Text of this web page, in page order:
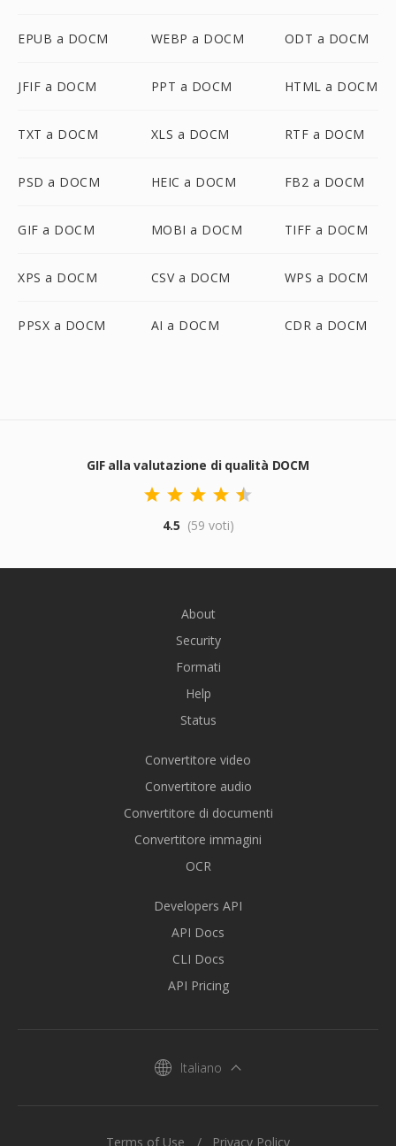
EPUB a DOCM WEBP a DOCM ODT a DOCM
JFIF a DOCM PPT a DOCM HTML a DOCM
TXT a DOCM XLS a DOCM RTF a DOCM
PSD a DOCM HEIC a DOCM FB2 a DOCM
GIF a DOCM MOBI a DOCM TIFF a DOCM
XPS a DOCM CSV a DOCM WPS a DOCM
PPSX a DOCM AI a DOCM CDR a DOCM
GIF alla valutazione di qualità DOCM
4.5 (59 voti)
About
Security
Formati
Help
Status
Convertitore video
Convertitore audio
Convertitore di documenti
Convertitore immagini
OCR
Developers API
API Docs
CLI Docs
API Pricing
Italiano
Terms of Use Privacy Policy